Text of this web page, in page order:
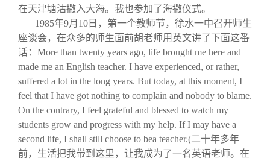
在天津塘沽撒入大海。我也参加了海撒仪式。
1985年9月10日，第一个教师节，徐水一中召开师生
座谈会，在众多的师生面前胡老师用英文讲了下面这番
话： More than twenty years ago, life brought me here and
made me an English teacher. I have experienced, or rather,
suffered a lot in the long years. But today, at this moment, I
feel that I have got nothing to complain and nobody to blame.
On the contrary, I feel grateful and blessed to watch my
students grow and progress with my help. If I may have a
second life, I shall still choose to bea teacher.(二十年多年
前，生活把我带到这里，让我成为了一名英语老师。在